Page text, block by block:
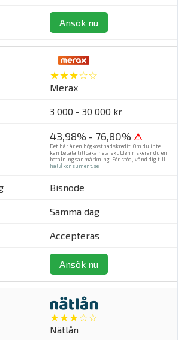
Ansök nu
★★★☆☆
Merax
3 000 - 30 000 kr
43,98% - 76,80% ⚠
Det här är en högkostnadskredit. Om du inte
kan betala tillbaka hela skulden riskerar du en
betalningsanmärkning. För stöd, vänd dig till
hallåkonsument.se
Bisnode
Samma dag
Accepteras
Ansök nu
★★★☆☆
Nätlån